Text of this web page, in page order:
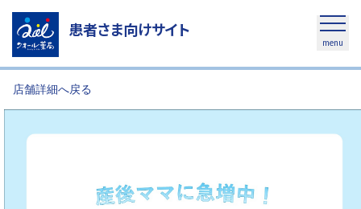
患者さま向けサイト
menu
店舗詳細へ戻る